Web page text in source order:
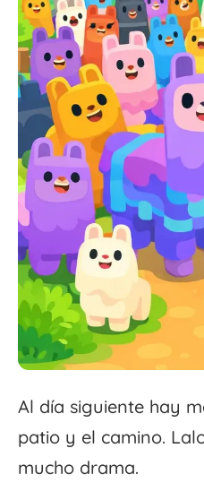
Al día siguiente hay
patio y el camino.
mucho drama.